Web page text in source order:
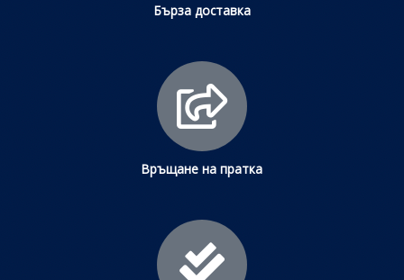
Бърза доставка
Връщане на пратка